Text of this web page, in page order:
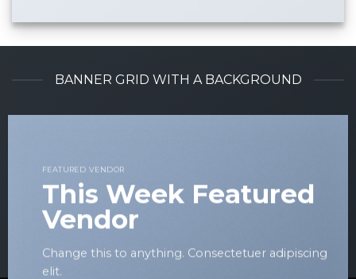
BANNER GRID WITH A BACKGROUND
FEATURED VENDOR
This Week Featured
Vendor
Change this to anything. Consectetuer adipiscing
elit.